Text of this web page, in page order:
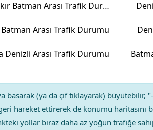
Diyarbakır Batman Arası Trafik Durumu
Arası Trafik Durumu
Denizli Arası Trafik Durumu
basarak (ya da çif tıklayarak) büyütebilir,
hareket ettirerek de konumu haritasını
yollar biraz daha az yoğun trafiğe